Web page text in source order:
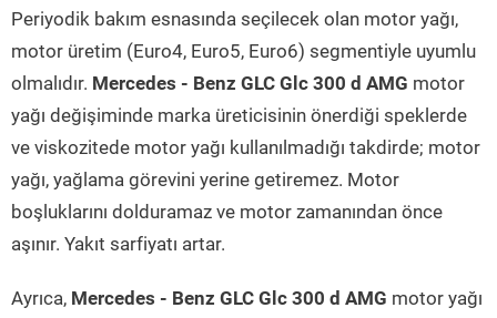
Periyodik bakım esnasında seçilecek olan motor yağı,
motor üretim (Euro4, Euro5, Euro6) segmentiyle uyumlu
olmalıdır. Mercedes - Benz GLC Glc 300 d AMG motor
yağı değişiminde marka üreticisinin önerdiği speklerde
ve viskozitede motor yağı kullanılmadığı takdirde; motor
yağı, yağlama görevini yerine getiremez. Motor
boşluklarını dolduramaz ve motor zamanından önce
aşınır. Yakıt sarfiyatı artar.
Ayrıca, Mercedes - Benz GLC Glc 300 d AMG motor yağı